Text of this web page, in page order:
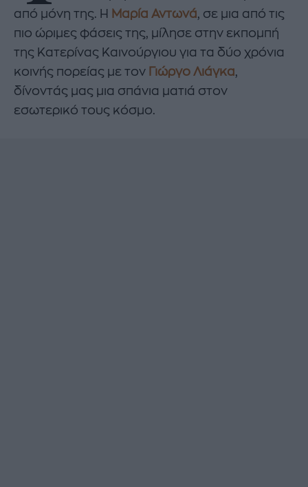
από μόνη της. Η Μαρία Αντωνά, σε μια από τις
πιο ώριμες φάσεις της, μίλησε στην εκπομπή
της Κατερίνας Καινούργιου για τα δύο χρόνια
κοινής πορείας με τον Γιώργο Λιάγκα,
δίνοντάς μας μια σπάνια ματιά στον
εσωτερικό τους κόσμο.